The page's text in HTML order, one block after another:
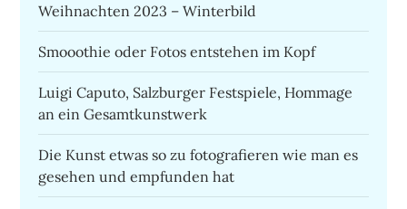
Weihnachten 2023 – Winterbild
Smooothie oder Fotos entstehen im Kopf
Luigi Caputo, Salzburger Festspiele, Hommage
an ein Gesamtkunstwerk
Die Kunst etwas so zu fotografieren wie man es
gesehen und empfunden hat